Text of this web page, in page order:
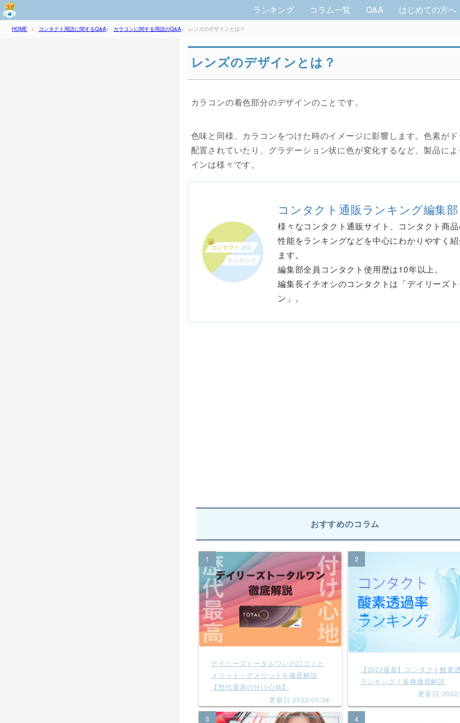
ランキング コラム一覧 Q&A はじめての方へ
HOME > コンタクト用語に関するQ&A> カラコンに関する用語のQ&A> レンズのデザインとは？
レンズのデザインとは？
カラコンの着色部分のデザインのことです。
色味と同様、カラコンをつけた時のイメージに影響します。色素が
配置されていたり、グラデーション状に色が変化するなど、製品に
インは様々です。
コンタクト通販ランキング編集部
様々なコンタクト通販サイト、コンタクト商
性能をランキングなどを中心にわかりやすく
ます。
編集部全員コンタクト使用歴は10年以上。
編集長イチオシのコンタクトは「デイリーズ
ン」。
おすすめのコラム
1
デイリーズトータルワンの口コミと
メリット・デメリットを徹底解説
【歴代最高の付け心地】
更新日:2022/01/24
2
【2022最新】コンタクト酸素
ランキング | 各種徹底解説
更新日
3 4